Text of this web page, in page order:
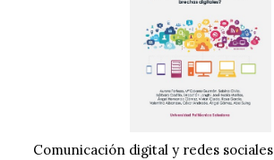
Comunicación digital y redes sociales